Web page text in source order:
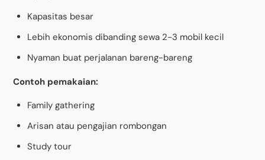
Kapasitas besar
Lebih ekonomis dibanding sewa 2-3 mobil kecil
Nyaman buat perjalanan bareng-bareng
Contoh pemakaian:
Family gathering
Arisan atau pengajian rombongan
Study tour